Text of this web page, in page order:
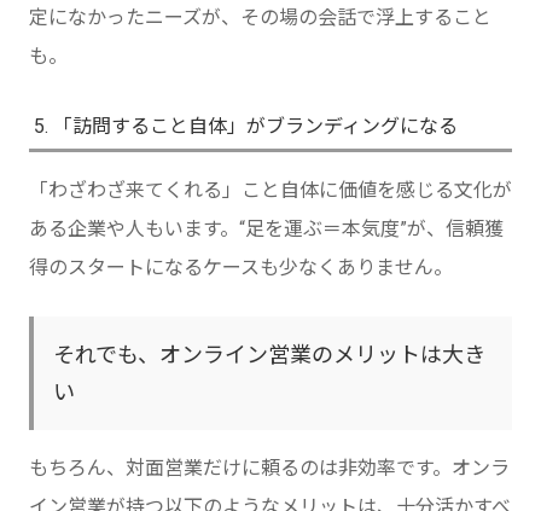
定になかったニーズが、その場の会話で浮上すること
も。
5. 「訪問すること自体」がブランディングになる
「わざわざ来てくれる」こと自体に価値を感じる文化が
ある企業や人もいます。“足を運ぶ＝本気度”が、信頼獲
得のスタートになるケースも少なくありません。
それでも、オンライン営業のメリットは大き
い
もちろん、対面営業だけに頼るのは非効率です。オンラ